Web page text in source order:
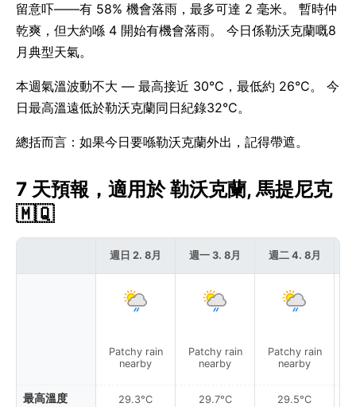
留意吓——有 58% 機會落雨，最多可達 2 毫米。 暫時仲
乾爽，但大約喺 4 開始有機會落雨。 今日係勒沃克蘭嘅8
月典型天氣。
本週氣溫波動不大 — 最高接近 30°C，最低約 26°C。 今
日最高溫遠低於勒沃克蘭同日紀錄32°C。
總括而言：如果今日要喺勒沃克蘭外出，記得帶遮。
7 天預報，適用於 勒沃克蘭, 馬提尼克
🇲🇶
最高溫度
週日 2. 8月
Patchy rain
nearby
29.3°C
週一 3. 8月
Patchy rain
nearby
29.7°C
週二 4. 8月
Patchy rain
nearby
29.5°C